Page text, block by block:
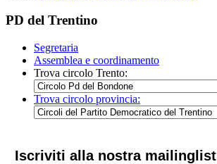
PD del Trentino
Segretaria
Assemblea e coordinamento
Trova circolo Trento:
Trova circolo provincia:
Iscriviti alla nostra mailinglist